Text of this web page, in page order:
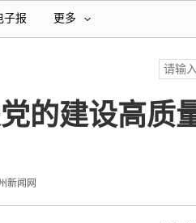
子报 更多
的建设高质
新闻网